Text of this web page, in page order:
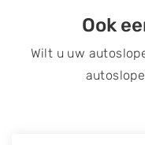
Ook
Wilt u uw